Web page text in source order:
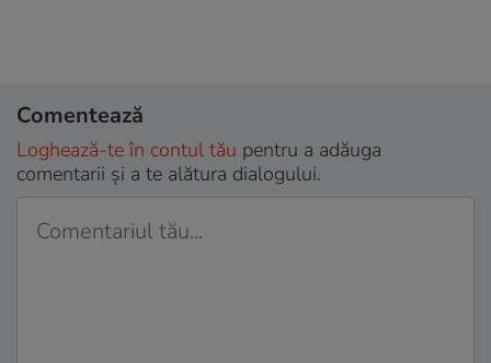
Comentează
Loghează-te în contul tău pentru a adăuga
comentarii și a te alătura dialogului.